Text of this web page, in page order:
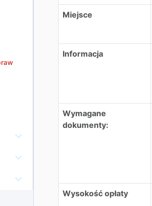
Miejsce
Informacja
Wymagane
dokumenty:
Wysokość opłaty